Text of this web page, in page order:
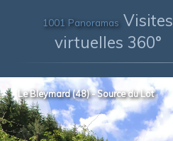
1001 Panoramas Visites
virtuelles 360°
Le Bleymard (48) - Source du Lot